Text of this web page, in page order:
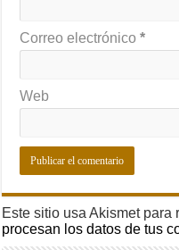
Correo electrónico*
Web
Este sitio usa Akismet
procesan los datos de tus